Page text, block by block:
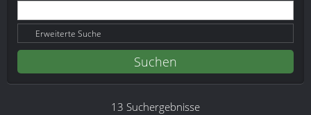
Erweiterte Suche
13 Suchergebnisse